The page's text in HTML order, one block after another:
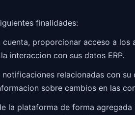
finalidades:
cuenta, proporcionar acceso a los
interaccion con sus datos ERP.
notificaciones relacionadas con su
sobre cambios en las
la plataforma de forma agregada